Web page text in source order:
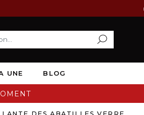
UNE BLOG